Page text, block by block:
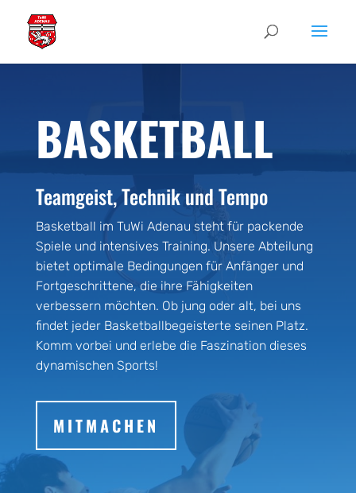
BASKETBALL
Teamgeist, Technik und Tempo
Basketball im TuWi Adenau steht für packende
Spiele und intensives Training. Unsere Abteilung
bietet optimale Bedingungen für Anfänger und
Fortgeschrittene, die ihre Fähigkeiten
verbessern möchten. Ob jung oder alt, bei uns
findet jeder Basketballbegeisterte seinen Platz.
Komm vorbei und erlebe die Faszination dieses
dynamischen Sports!
MITMACHEN